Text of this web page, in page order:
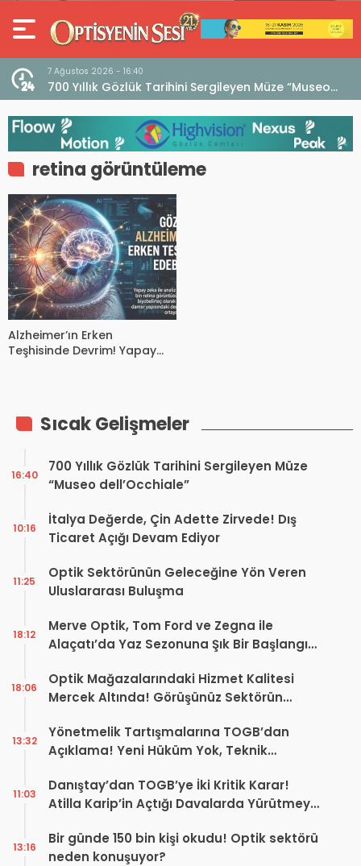
7 Ağustos 2026 - 16:40
700 Yıllık Gözlük Tarihini Sergileyen Müze “Museo
dell’Occhiale”
retina görüntüleme
Alzheimer’ın Erken
Teşhisinde Devrim! Yapay
Sıcak Gelişmeler
700 Yıllık Gözlük Tarihini Sergileyen Müze
“Museo dell’Occhiale”
16:40
İtalya Değerde, Çin Adette Zirvede! Dış
Ticaret Açığı Devam Ediyor
10:16
Optik Sektörünün Geleceğine Yön Veren
Uluslararası Buluşma
11:25
Merve Optik, Tom Ford ve Zegna ile
Alaçatı’da Yaz Sezonuna Şık Bir Başlangıç ​​
18:12
Optik Mağazalarındaki Hizmet Kalitesi
Mercek Altında! Görüşünüz Sektörün
18:06
Yönetmelik Tartışmalarına TOGB’dan
Açıklama! Yeni Hüküm Yok, Teknik
13:32
Danıştay’dan TOGB’ye İki Kritik Karar!
Atilla Karip’in Açtığı Davalarda Yürütmeyi
11:03
Bir günde 150 bin kişi okudu! Optik sektörü
neden konuşuyor?
13:16